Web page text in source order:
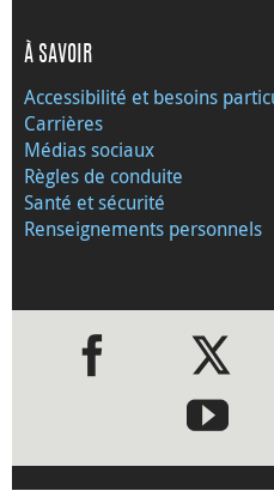
À SAVOIR
Accessibilité et besoins
Carrières
Médias sociaux
Règles de conduite
Santé et sécurité
Renseignements personnels